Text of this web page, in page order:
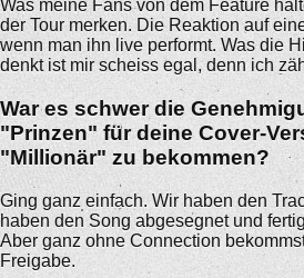
Was meine Fans von dem Feature
der Tour merken. Die Reaktion auf
wenn man ihn live performt. Was die
denkt ist mir scheiss egal, denn ich
War es schwer die
"Prinzen" für deine Cover-
"Millionär" zu bekommen?
Ging ganz einfach. Wir haben den
haben den Song abgesegnet und
Aber ganz ohne Connection
Freigabe.